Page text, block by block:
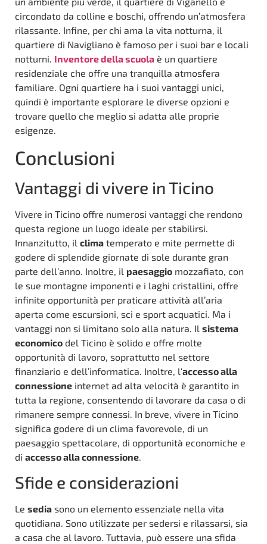
circondato da colline e boschi, offrendo un’atmosfera
rilassante. Infine, per chi ama la vita notturna, il
quartiere di Navigliano è famoso per i suoi bar e locali
notturni. Inventore della scuola è un quartiere
residenziale che offre una tranquilla atmosfera
familiare. Ogni quartiere ha i suoi vantaggi unici,
quindi è importante esplorare le diverse opzioni e
trovare quello che meglio si adatta alle proprie
esigenze.
Conclusioni
Vantaggi di vivere in Ticino
Vivere in Ticino offre numerosi vantaggi che rendono
questa regione un luogo ideale per stabilirsi.
Innanzitutto, il clima temperato e mite permette di
godere di splendide giornate di sole durante gran
parte dell’anno. Inoltre, il paesaggio mozzafiato, con
le sue montagne imponenti e i laghi cristallini, offre
infinite opportunità per praticare attività all’aria
aperta come escursioni, sci e sport acquatici. Ma i
vantaggi non si limitano solo alla natura. Il sistema
economico del Ticino è solido e offre molte
opportunità di lavoro, soprattutto nel settore
finanziario e dell’informatica. Inoltre, l‘accesso alla
connessione internet ad alta velocità è garantito in
tutta la regione, consentendo di lavorare da casa o di
rimanere sempre connessi. In breve, vivere in Ticino
significa godere di un clima favorevole, di un
paesaggio spettacolare, di opportunità economiche e
di accesso alla connessione.
Sfide e considerazioni
Le sedia sono un elemento essenziale nella vita
quotidiana. Sono utilizzate per sedersi e rilassarsi, sia
a casa che al lavoro. Tuttavia, può essere una sfida